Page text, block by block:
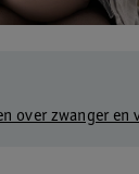
over zwanger en